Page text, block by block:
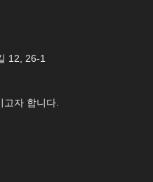
12, 26-1
자 합니다.